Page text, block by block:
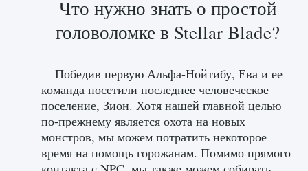
Что нужно знать о простой
головоломке в Stellar Blade?
Победив первую Альфа-Нойтибу, Ева и ее
команда посетили последнее человеческое
поселение, Зион. Хотя нашей главной целью
по-прежнему является охота на новых
монстров, мы можем потратить некоторое
время на помощь горожанам. Помимо прямого